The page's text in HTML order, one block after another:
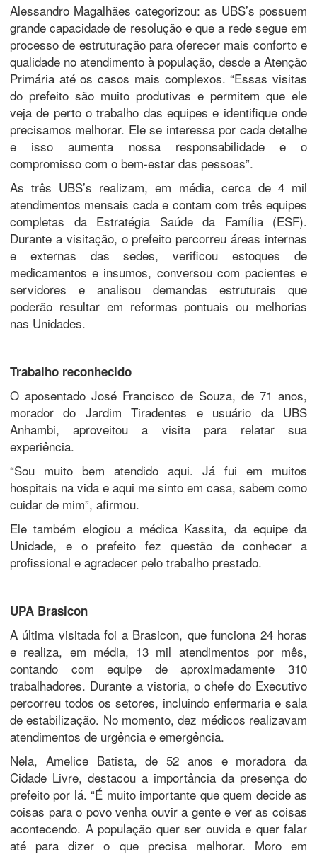
Alessandro Magalhães categorizou: as UBS’s possuem
grande capacidade de resolução e que a rede segue em
processo de estruturação para oferecer mais conforto e
qualidade no atendimento à população, desde a Atenção
Primária até os casos mais complexos. “Essas visitas
do prefeito são muito produtivas e permitem que ele
veja de perto o trabalho das equipes e identifique onde
precisamos melhorar. Ele se interessa por cada detalhe
e isso aumenta nossa responsabilidade e o
compromisso com o bem-estar das pessoas”.
As três UBS’s realizam, em média, cerca de 4 mil
atendimentos mensais cada e contam com três equipes
completas da Estratégia Saúde da Família (ESF).
Durante a visitação, o prefeito percorreu áreas internas
e externas das sedes, verificou estoques de
medicamentos e insumos, conversou com pacientes e
servidores e analisou demandas estruturais que
poderão resultar em reformas pontuais ou melhorias
nas Unidades.
Trabalho reconhecido
O aposentado José Francisco de Souza, de 71 anos,
morador do Jardim Tiradentes e usuário da UBS
Anhambi, aproveitou a visita para relatar sua
experiência.
“Sou muito bem atendido aqui. Já fui em muitos
hospitais na vida e aqui me sinto em casa, sabem como
cuidar de mim”, afirmou.
Ele também elogiou a médica Kassita, da equipe da
Unidade, e o prefeito fez questão de conhecer a
profissional e agradecer pelo trabalho prestado.
UPA Brasicon
A última visitada foi a Brasicon, que funciona 24 horas
e realiza, em média, 13 mil atendimentos por mês,
contando com equipe de aproximadamente 310
trabalhadores. Durante a vistoria, o chefe do Executivo
percorreu todos os setores, incluindo enfermaria e sala
de estabilização. No momento, dez médicos realizavam
atendimentos de urgência e emergência.
Nela, Amelice Batista, de 52 anos e moradora da
Cidade Livre, destacou a importância da presença do
prefeito por lá. “É muito importante que quem decide as
coisas para o povo venha ouvir a gente e ver as coisas
acontecendo. A população quer ser ouvida e quer falar
até para dizer o que precisa melhorar. Moro em